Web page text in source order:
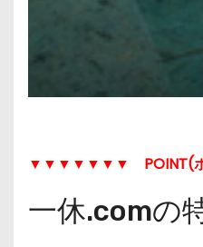
▼▼▼▼▼▼▼ POINT(
一休.comの